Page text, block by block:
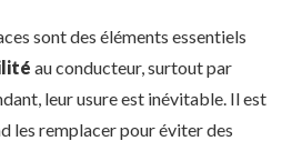
sont des éléments essentiels
au conducteur, surtout par
leur usure est inévitable. Il est
les remplacer pour éviter des